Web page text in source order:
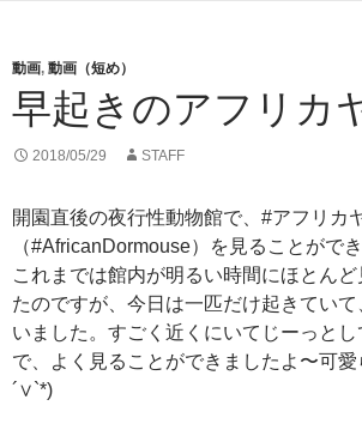
動画, 動画（短め）
早起きのアフリカ
2018/05/29 STAFF
開園直後の夜行性動物館で、#アフリカ
（#AfricanDormouse）を見ることがで
これまでは館内が明るい時間にほとん
たのですが、今日は一匹だけ起きてい
いました。すごく近くにいてじーっと
で、よく見ることができましたよ〜可
´∨`*)